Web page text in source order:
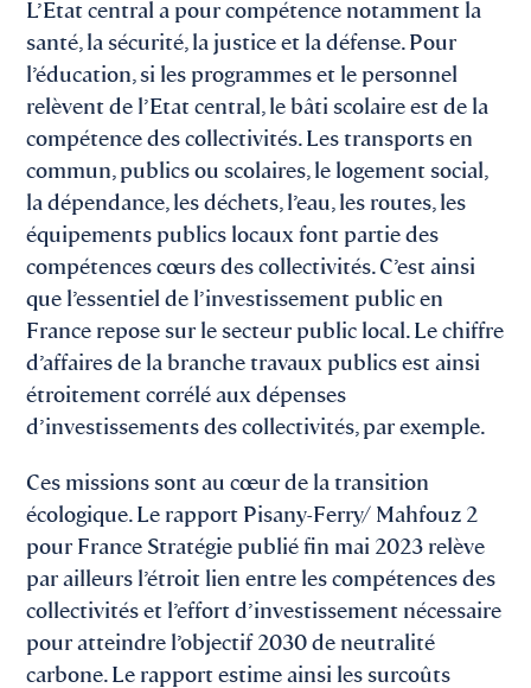
L’Etat central a pour compétence notamment la
santé, la sécurité, la justice et la défense. Pour
l’éducation, si les programmes et le personnel
relèvent de l’Etat central, le bâti scolaire est de la
compétence des collectivités. Les transports en
commun, publics ou scolaires, le logement social,
la dépendance, les déchets, l’eau, les routes, les
équipements publics locaux font partie des
compétences cœurs des collectivités. C’est ainsi
que l’essentiel de l’investissement public en
France repose sur le secteur public local. Le chiffre
d’affaires de la branche travaux publics est ainsi
étroitement corrélé aux dépenses
d’investissements des collectivités, par exemple.
Ces missions sont au cœur de la transition
écologique. Le rapport Pisany-Ferry/ Mahfouz 2
pour France Stratégie publié fin mai 2023 relève
par ailleurs l’étroit lien entre les compétences des
collectivités et l’effort d’investissement nécessaire
pour atteindre l’objectif 2030 de neutralité
carbone. Le rapport estime ainsi les surcoûts